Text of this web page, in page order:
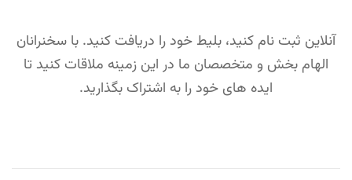
آنلاین ثبت نام کنید، بلیط خود را دریافت کنید. با سخنرانان
الهام بخش و متخصصان ما در این زمینه ملاقات کنید تا
ایده های خود را به اشتراک بگذارید.